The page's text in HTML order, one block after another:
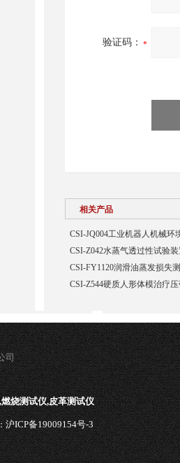
验证码：
相关产品
CSI-JQ004工业机器人机械
CSI-Z042水蒸气透过性试验
CSI-FY1120润滑油蒸发损失
CSI-Z544硬质人形体模治疗
司
烧测试仪,皮革测试仪
沪ICP备19009154号-3